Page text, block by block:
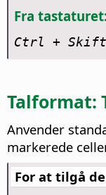
Fra
Ctrl +
Talformat:
Anvender
markerede
For at tilgå